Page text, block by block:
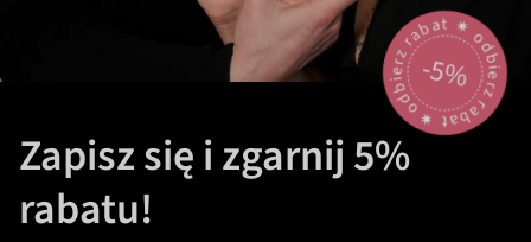
odbierz rabat 🟎 odbierz rabat 🟎
-5%
Zapisz się i zgarnij 5%
rabatu!